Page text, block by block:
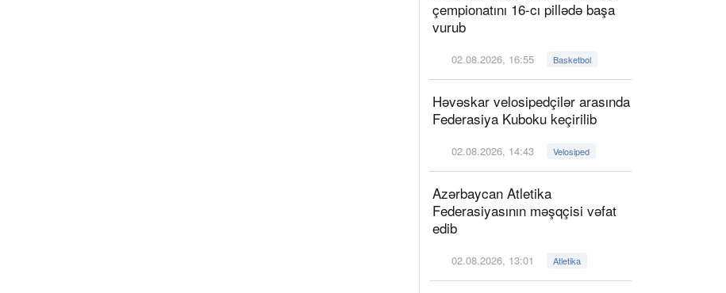
çempionatını 16-cı pillədə başa
vurub
02.08.2026, 16:55 Basketbol
Həvəskar velosipedçilər arasında
Federasiya Kuboku keçirilib
02.08.2026, 14:43 Velosiped
Azərbaycan Atletika
Federasiyasının məşqçisi vəfat
edib
02.08.2026, 13:01 Atletika